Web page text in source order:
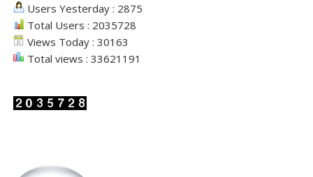
Users Yesterday : 2875
Total Users : 2035728
Views Today : 30163
Total views : 33621191